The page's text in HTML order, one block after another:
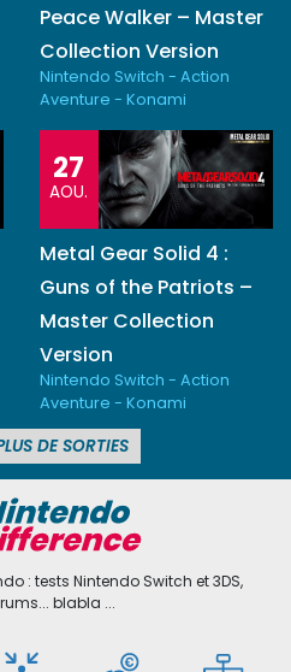
Peace Walker – Master
Collection Version
Nintendo Switch - Action
Aventure - Konami
27
AOU.
Metal Gear Solid 4 :
Guns of the Patriots –
Master Collection
Version
Nintendo Switch - Action
Aventure - Konami
DE SORTIES
: tests Nintendo Switch et 3DS,
blabla ...